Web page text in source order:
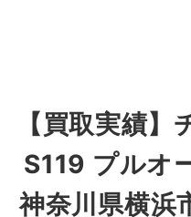
【買取実績
S119 プルオ
神奈川県横浜